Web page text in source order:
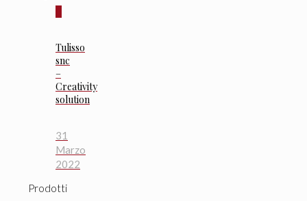
Tulisso
snc
–
Creativity
solution
31
Marzo
2022
Prodotti